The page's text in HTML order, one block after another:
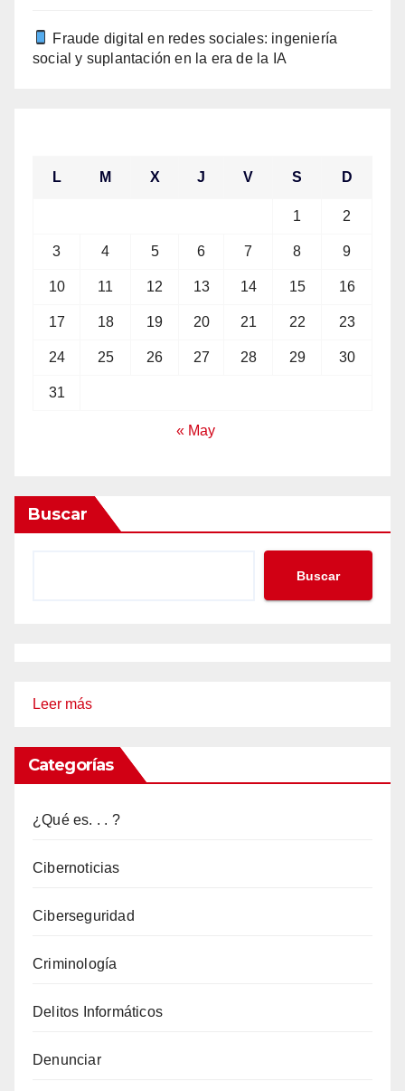
Fraude digital en redes sociales: ingeniería
social y suplantación en la era de la IA
L M X J V S D
1 2
3 4 5 6 7 8 9
10 11 12 13 14 15 16
17 18 19 20 21 22 23
24 25 26 27 28 29 30
31
« May
Buscar
Buscar
Leer más:
limita
la
autenticación
2
basada
SMS
solo
suscriptores
Categorías
¿Qué es. . . ?
Cibernoticias
Ciberseguridad
Criminología
Delitos Informáticos
Denunciar